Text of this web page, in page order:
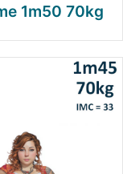
1m50 70kg